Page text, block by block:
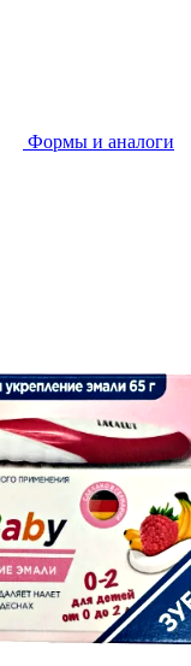
Формы и аналоги